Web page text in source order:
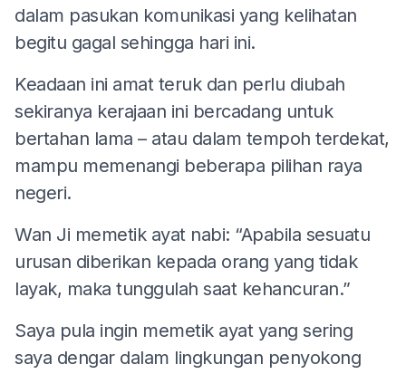
dalam pasukan komunikasi yang kelihatan
begitu gagal sehingga hari ini.
Keadaan ini amat teruk dan perlu diubah
sekiranya kerajaan ini bercadang untuk
bertahan lama – atau dalam tempoh terdekat,
mampu memenangi beberapa pilihan raya
negeri.
Wan Ji memetik ayat nabi: “Apabila sesuatu
urusan diberikan kepada orang yang tidak
layak, maka tunggulah saat kehancuran.”
Saya pula ingin memetik ayat yang sering
saya dengar dalam lingkungan penyokong